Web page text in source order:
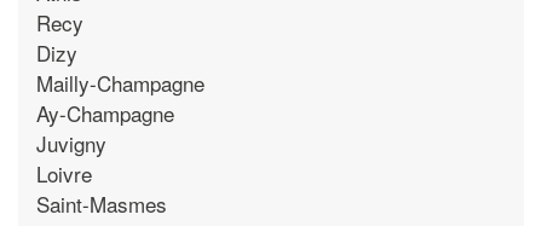
Recy
Dizy
Mailly-Champagne
Ay-Champagne
Juvigny
Loivre
Saint-Masmes